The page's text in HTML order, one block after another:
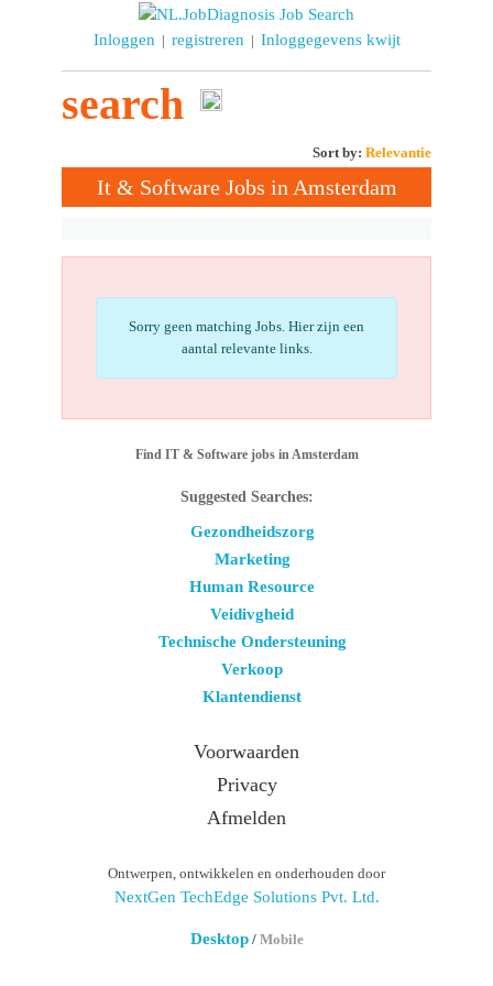
Inloggen | registreren | Inloggegevens kwijt
search
Sort by: Relevantie
It & Software Jobs in Amsterdam
Sorry geen matching Jobs. Hier zijn een
aantal relevante links.
Find IT & Software jobs in Amsterdam
Suggested Searches:
Gezondheidszorg
Marketing
Human Resource
Veidivgheid
Technische Ondersteuning
Verkoop
Klantendienst
Voorwaarden
Privacy
Afmelden
Ontwerpen, ontwikkelen en onderhouden door
NextGen TechEdge Solutions Pvt. Ltd.
Desktop/ Mobile